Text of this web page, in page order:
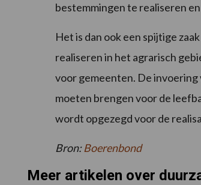
bestemmingen te realiseren
Het is dan ook een spijtige
realiseren in het agrarisch
voor gemeenten. De
moeten brengen voor de
wordt opgezegd voor de
Bron:Boerenbond
Meer artikelen over